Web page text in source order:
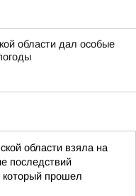
области дал особые
области взяла на
последствий
который прошел